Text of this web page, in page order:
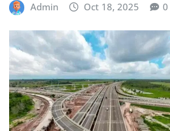
Admin Oct 18, 2025 0